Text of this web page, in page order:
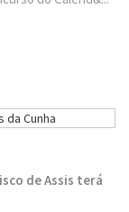
de Assis terá